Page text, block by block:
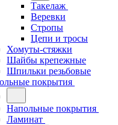
Такелаж
Веревки
Стропы
Цепи и тросы
Хомуты-стяжки
Шайбы крепежные
Шпильки резьбовые
покрытия
Напольные покрытия
Ламинат